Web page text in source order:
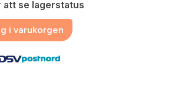
se lagerstatus
i varukorgen
dina inställningar.
*
nedan så kontaktar vi dig